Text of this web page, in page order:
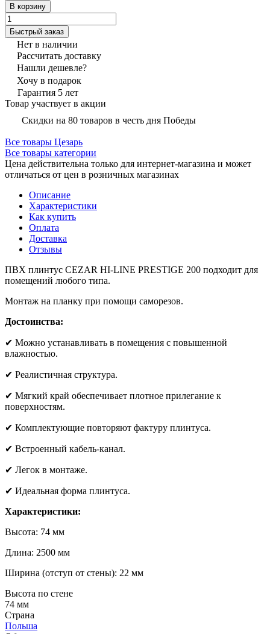
В корзину
Быстрый заказ
Нет в наличии
Рассчитать доставку
Нашли дешевле?
Хочу в подарок
Гарантия 5 лет
Товар участвует в акции
Скидки на 80 товаров в честь дня Победы
Все товары Цезарь
Все товары категории
Цена действительна только для интернет-магазина и может
отличаться от цен в розничных магазинах
Описание
Характеристики
Как купить
Оплата
Доставка
Отзывы
ПВХ плинтус CEZAR HI-LINE PRESTIGE 200 подходит для
помещений любого типа.
Монтаж на планку при помощи саморезов.
Достоинства:
✔ Можно устанавливать в помещения с повышенной
влажностью.
✔ Реалистичная структура.
✔ Мягкий край обеспечивает плотное прилегание к
поверхностям.
✔ Комплектующие повторяют фактуру плинтуса.
✔ Встроенный кабель-канал.
✔ Легок в монтаже.
✔ Идеальная форма плинтуса.
Характеристики:
Высота: 74 мм
Длина: 2500 мм
Ширина (отступ от стены): 22 мм
Высота по стене
74 мм
Страна
Польша